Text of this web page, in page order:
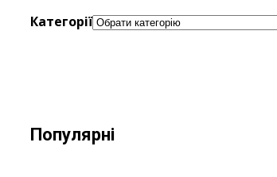
Категорії
Популярні